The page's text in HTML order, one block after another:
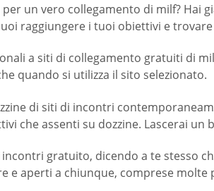
un vero collegamento di milf? Hai
raggiungere i tuoi obiettivi e
a siti di collegamento gratuiti di
quando si utilizza il sito selezionato.
di siti di incontri
che assenti su dozzine. Lascerai
gratuito, dicendo a te stesso
e aperti a chiunque, comprese